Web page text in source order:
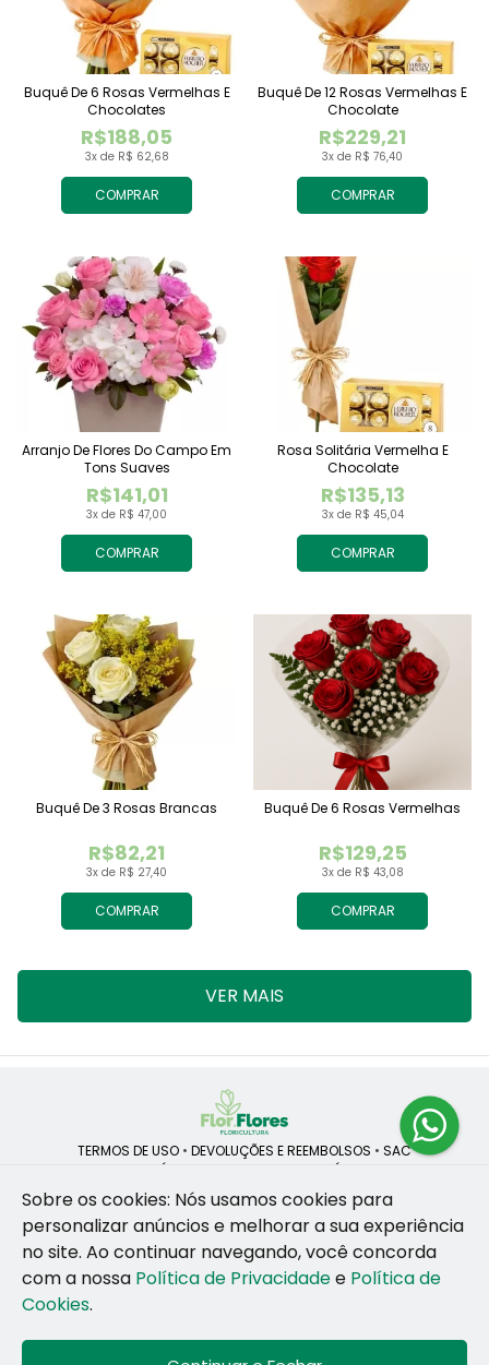
COMPRAR
3x de R$ 62,68
R$188,05
Buquê De 6 Rosas Vermelhas E
Chocolates
COMPRAR
3x de R$ 76,40
R$229,21
Buquê De 12 Rosas Vermelhas E
Chocolate
COMPRAR
3x de R$ 47,00
R$141,01
Arranjo De Flores Do Campo Em
Tons Suaves
COMPRAR
3x de R$ 45,04
R$135,13
Rosa Solitária Vermelha E
Chocolate
COMPRAR
3x de R$ 27,40
R$82,21
Buquê De 3 Rosas Brancas
COMPRAR
3x de R$ 43,08
R$129,25
Buquê De 6 Rosas Vermelhas
VER MAIS
TERMOS DE USO • DEVOLUÇÕES E REEMBOLSOS • SAC
POLÍTICA DE PRIVACIDADE POLÍTICA DE COOKIES
ROSANE CRISTINA LINS DE VESCONCELOS | CNPJ: 55.381.783/0001-92
CAIS SANTA RITA, no SN, BOX 34-35, Sao Jose - Recife - PE - 50020-
© 2024-2026 - Todos os direitos reservados - Desenvolvido por
Sobre os cookies: Nós usamos cookies para
personalizar anúncios e melhorar a sua experiência
no site. Ao continuar navegando, você concorda
com a nossa Política de Privacidadee Política de
Cookies.